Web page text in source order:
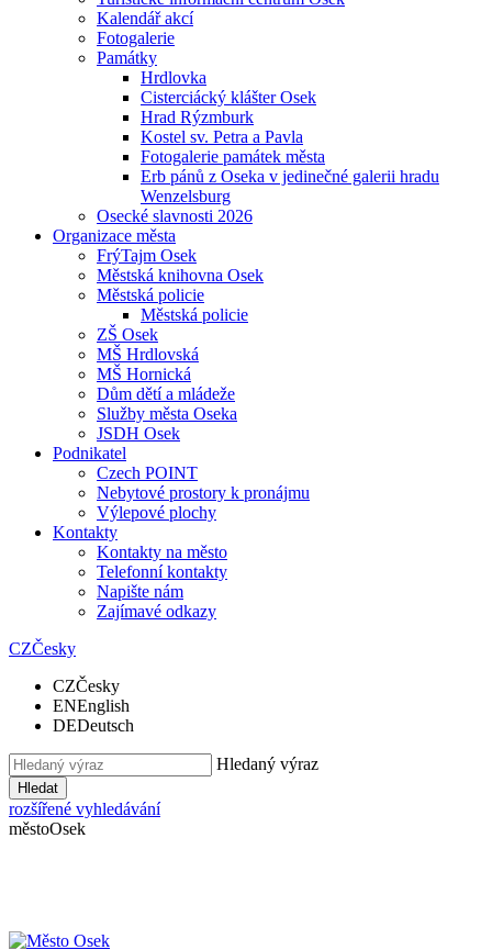
Kalendář akcí
Fotogalerie
Památky
Hrdlovka
Cisterciácký klášter Osek
Hrad Rýzmburk
Kostel sv. Petra a Pavla
Fotogalerie památek města
Erb pánů z Oseka v jedinečné galerii hradu
Wenzelsburg
Osecké slavnosti 2026
Organizace města
FrýTajm Osek
Městská knihovna Osek
Městská policie
Městská policie
ZŠ Osek
MŠ Hrdlovská
MŠ Hornická
Dům dětí a mládeže
Služby města Oseka
JSDH Osek
Podnikatel
Czech POINT
Nebytové prostory k pronájmu
Výlepové plochy
Kontakty
Kontakty na město
Telefonní kontakty
Napište nám
Zajímavé odkazy
CZČesky
CZČesky
ENEnglish
DEDeutsch
Hledaný výraz
Hledat
rozšířené vyhledávání
městoOsek